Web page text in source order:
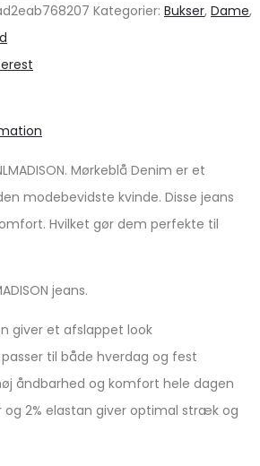
Kategorier: Bukser, Dame,
Mørkeblå Denim er et
modebevidste kvinde. Disse jeans
Hvilket gør dem perfekte til
jeans.
giver et afslappet look
til både hverdag og fest
åndbarhed og komfort hele dagen
og 2% elastan giver optimal stræk og